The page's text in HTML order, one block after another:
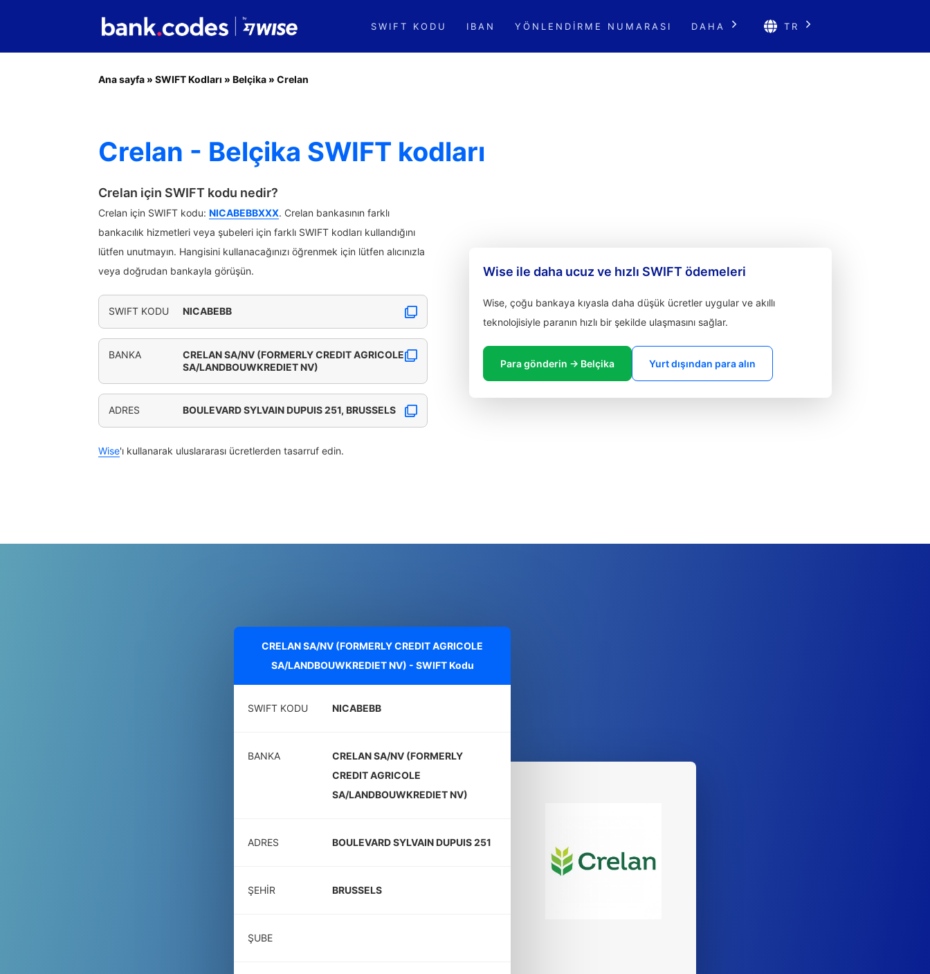
SWIFT KODU IBAN YÖNLENDIRME NUMARASI DAHA TR
Ana sayfa » SWIFT Kodları » Belçika » Crelan
Crelan - Belçika SWIFT kodları
Crelan için SWIFT kodu nedir?
Crelan için SWIFT kodu: NICABEBBXXX. Crelan bankasının farklı
bankacılık hizmetleri veya şubeleri için farklı SWIFT kodları kullandığını
lütfen unutmayın. Hangisini kullanacağınızı öğrenmek için lütfen alıcınızla
veya doğrudan bankayla görüşün.
SWIFT KODU NICABEBB
BANKA
CRELAN SA/NV (FORMERLY CREDIT AGRICOLE
SA/LANDBOUWKREDIET NV)
ADRES BOULEVARD SYLVAIN DUPUIS 251, BRUSSELS
Wise'ı kullanarak uluslararası ücretlerden tasarruf edin.
Wise ile daha ucuz ve hızlı SWIFT ödemeleri
Wise, çoğu bankaya kıyasla daha düşük ücretler uygular ve akıllı
teknolojisiyle paranın hızlı bir şekilde ulaşmasını sağlar.
Para gönderin → Belçika Yurt dışından para alın
CRELAN SA/NV (FORMERLY CREDIT AGRICOLE
SA/LANDBOUWKREDIET NV) - SWIFT Kodu
SWIFT KODU NICABEBB
BANKA
CRELAN SA/NV (FORMERLY
CREDIT AGRICOLE
SA/LANDBOUWKREDIET NV)
ADRES BOULEVARD SYLVAIN DUPUIS 251
ŞEHIR BRUSSELS
ŞUBE